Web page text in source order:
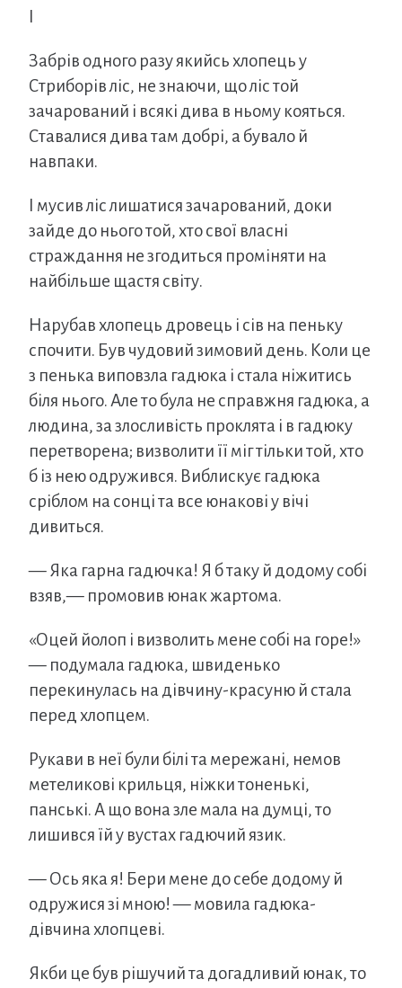
Забрів одного разу якийсь хлопець у
Стриборів ліс, не знаючи, що ліс той
зачарований і всякі дива в ньому кояться.
Ставалися дива там добрі, а бувало й
навпаки.
І мусив ліс лишатися зачарований, доки
зайде до нього той, хто свої власні
страждання не згодиться проміняти на
найбільше щастя світу.
Нарубав хлопець дровець і сів на пеньку
спочити. Був чудовий зимовий день. Коли це
з пенька виповзла гадюка і стала ніжитись
біля нього. Але то була не справжня гадюка, а
людина, за злосливість проклята і в гадюку
перетворена; визволити її міг тільки той, хто
б із нею одружився. Виблискує гадюка
сріблом на сонці та все юнакові у вічі
дивиться.
— Яка гарна гадючка! Я б таку й додому собі
взяв,— промовив юнак жартома.
«Оцей йолоп і визволить мене собі на горе!»
— подумала гадюка, швиденько
перекинулась на дівчину-красуню й стала
перед хлопцем.
Рукави в неї були білі та мережані, немов
метеликові крильця, ніжки тоненькі,
панські. А що вона зле мала на думці, то
лишився їй у вустах гадючий язик.
— Ось яка я! Бери мене до себе додому й
одружися зі мною! — мовила гадюка-
дівчина хлопцеві.
Якби це був рішучий та догадливий юнак, то